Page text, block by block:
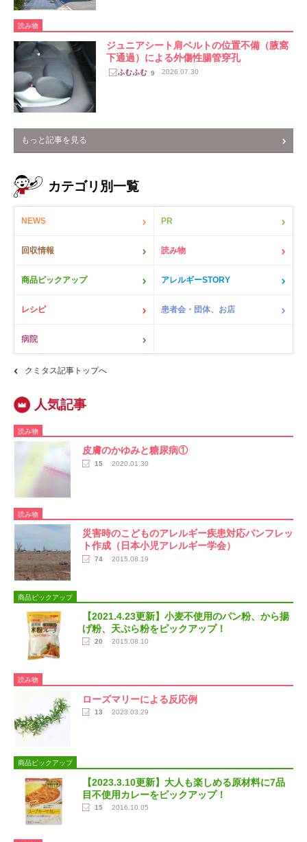
読み物
ジュニアシート肩ベルトの位置不備（腋窩
下通過）による外傷性腸管穿孔
9 2026.07.30
もっと記事を見る
カテゴリ別一覧
NEWS PR
回収情報 読み物
商品ピックアップ アレルギーSTORY
レシピ 患者会・団体、お店
病院
クミタス記事トップへ
読み物
皮膚のかゆみと糖尿病①
15 2020.01.30
読み物
災害時のこどものアレルギー疾患対応パンフレッ
ト作成（日本小児アレルギー学会）
74 2015.08.19
商品ピックアップ
【2021.4.23更新】小麦不使用のパン粉、から揚
げ粉、天ぷら粉をピックアップ！
20 2015.08.10
読み物
ローズマリーによる反応例
13 2023.03.29
商品ピックアップ
【2023.3.10更新】大人も楽しめる原材料に7品
目不使用カレーをピックアップ！
15 2016.10.05